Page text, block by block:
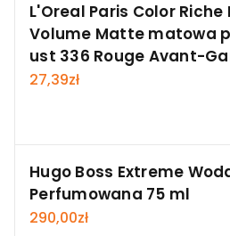
L'Oreal Paris Color
Volume Matte matowa
ust 336 Rouge Avant-
27,39zł
Hugo Boss Extreme
Perfumowana 75 ml
290,00zł